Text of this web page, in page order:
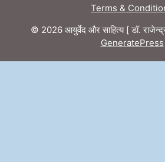
Terms &
© 2026 आयुर्वेद और साहित्य [ डॉ. राजेन्द्र
GeneratePress